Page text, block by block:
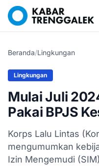
Beranda/Lingkungan
Lingkungan
Mulai Juli
Pakai BPJS
Korps Lalu Lintas
mengumumkan
Izin Mengemudi